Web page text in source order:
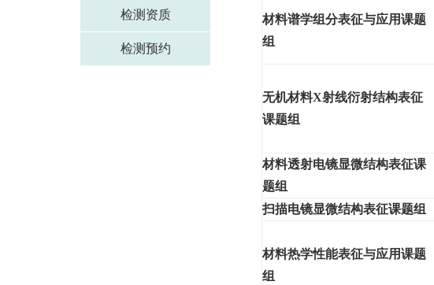
检测资质
检测预约
材料谱学组分表征与应用课题
组
无机材料X射线衍射结构表征
课题组
材料透射电镜显微结构表征课
题组
扫描电镜显微结构表征课题组
材料热学性能表征与应用课题
组